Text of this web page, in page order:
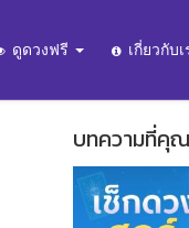
ดูดวงฟรี เกี่ยวกับเ
บทความที่คุ